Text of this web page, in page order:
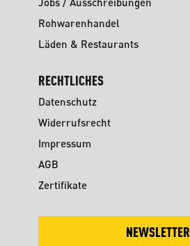
Rohwarenhandel
Läden & Restaurants
RECHTLICHES
Datenschutz
Widerrufsrecht
Impressum
AGB
Zertifikate
NEWSLETTER